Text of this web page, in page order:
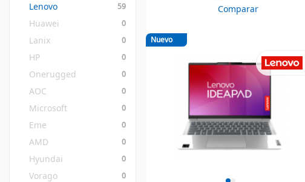
Lenovo 59
Huawei 0
Lanix 0
HP 0
Onerugged 0
AOC 0
Microsoft 0
Eme 0
AMD 0
Hyundai 0
Vorago 0
Comparar
Nuevo